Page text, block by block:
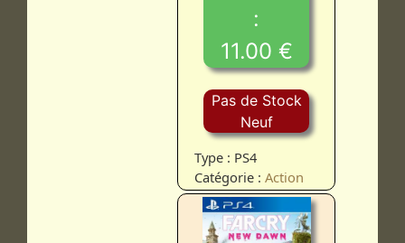
:
11.00 €
Pas de Stock
Neuf
Type : PS4
Catégorie :Action